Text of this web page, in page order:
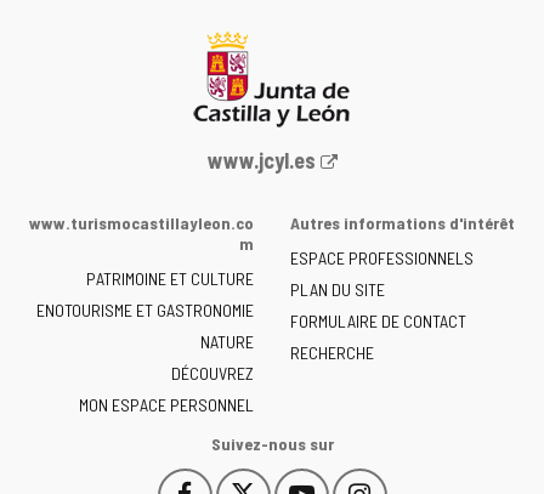
Portail
la
de
Castilla
y
León
-
www.jcyl.es
www.turismocastillayleon.co
m
PATRIMOINE ET CULTURE
ENOTOURISME ET GASTRONOMIE
NATURE
DÉCOUVREZ
MON ESPACE PERSONNEL
Autres informations d'intérêt
ESPACE PROFESSIONNELS
PLAN DU SITE
FORMULAIRE DE CONTACT
RECHERCHE
Suivez-nous sur